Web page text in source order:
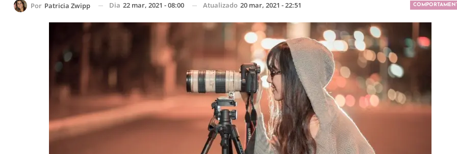
Por Patricia Zwipp Dia 22 mar, 2021 - 08:00 Atualizado 20 mar, 2021 - 22:51